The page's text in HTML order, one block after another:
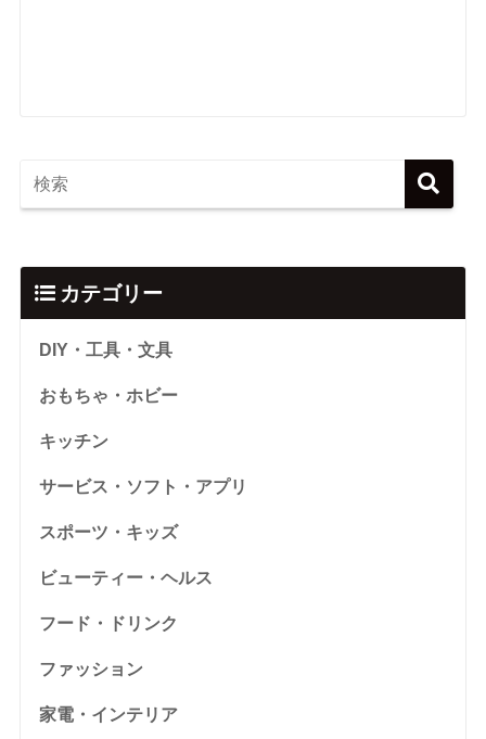
カテゴリー
DIY・工具・文具
おもちゃ・ホビー
キッチン
サービス・ソフト・アプリ
スポーツ・キッズ
ビューティー・ヘルス
フード・ドリンク
ファッション
家電・インテリア